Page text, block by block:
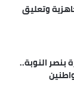
وتعليق
بنصر النوبة..